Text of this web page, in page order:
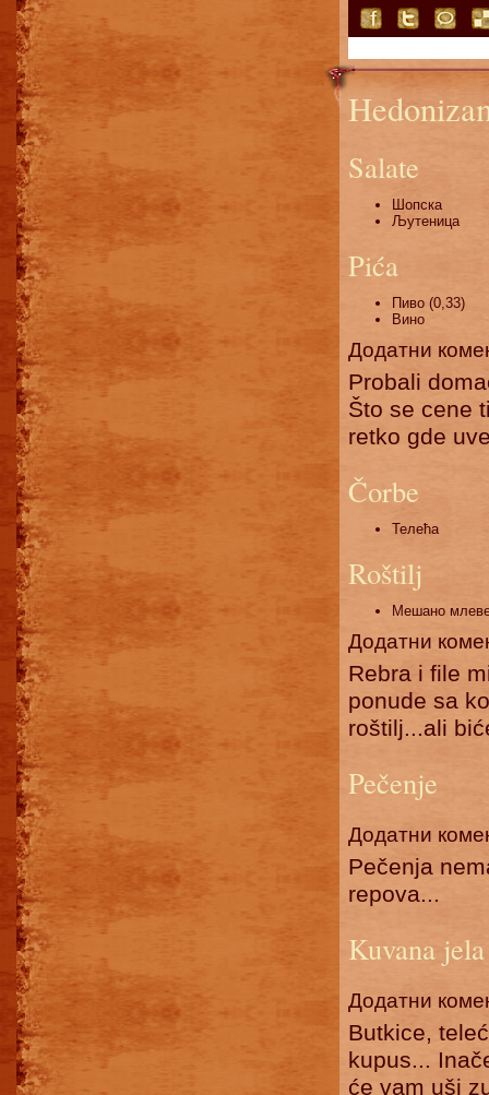
Salate
Шопска
Љутеница
Pića
Пиво (0,33)
Вино
Додатни
Probali
Što se cene
retko gde
Čorbe
Телећа
Roštilj
Мешано
Додатни
Rebra i file
ponude sa
roštilj...ali
Pečenje
Додатни
Pečenja
repova...
Kuvana jela
Додатни
Butkice,
kupus...
će vam uši